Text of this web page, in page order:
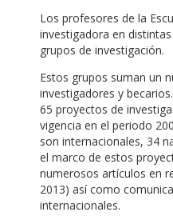
Los profesores de la
investigadora en
grupos de investigación.
Estos grupos suman un
investigadores y
65 proyectos de
vigencia en el periodo
son internacionales, 34
el marco de estos
numerosos artículos en
2013) así como
internacionales.